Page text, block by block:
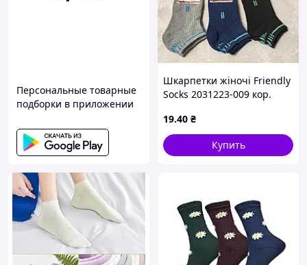
Персональные товарные
подборки в приложении
Шкарпетки жіночі Friendly
Socks 2031223-009 кор.
25 (уп.12 пар)
19.40 ₴
Купить